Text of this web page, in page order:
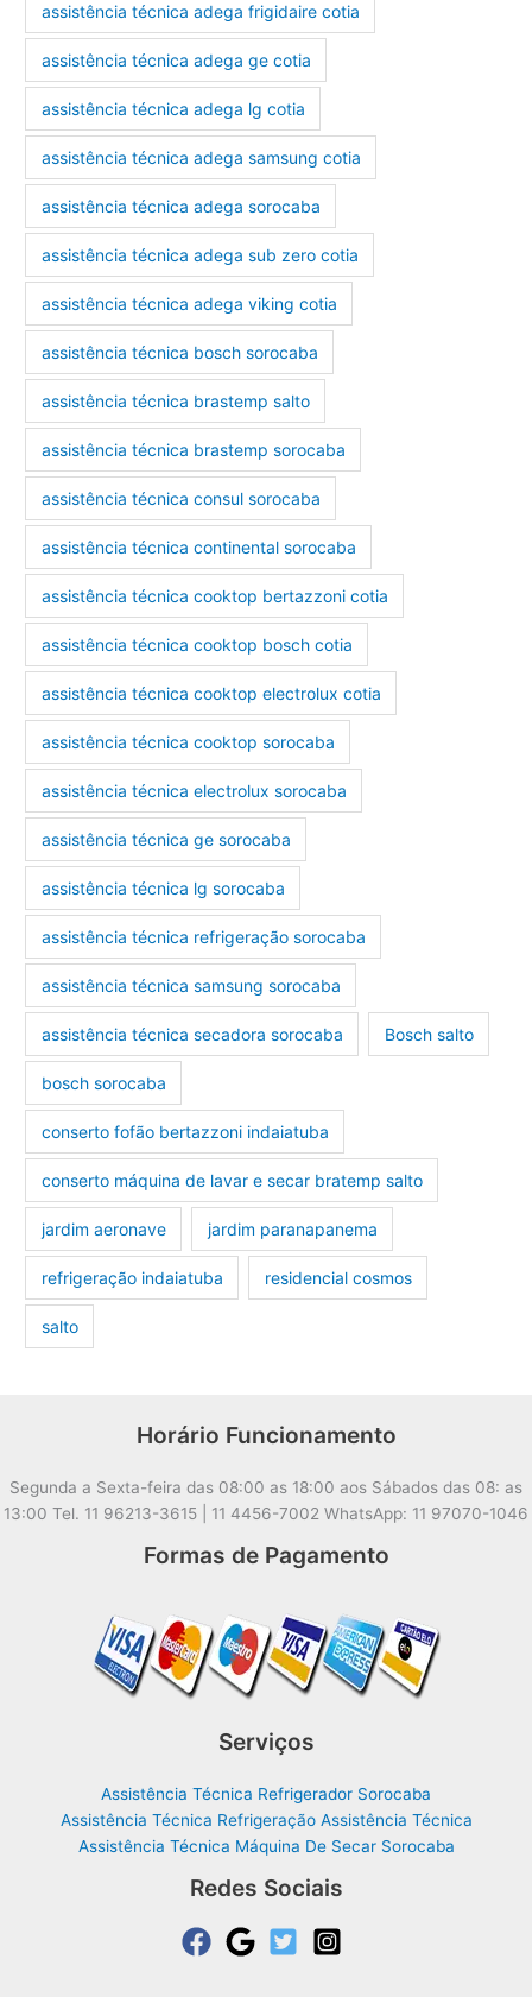
assistência técnica adega frigidaire cotia
assistência técnica adega ge cotia
assistência técnica adega lg cotia
assistência técnica adega samsung cotia
assistência técnica adega sorocaba
assistência técnica adega sub zero cotia
assistência técnica adega viking cotia
assistência técnica bosch sorocaba
assistência técnica brastemp salto
assistência técnica brastemp sorocaba
assistência técnica consul sorocaba
assistência técnica continental sorocaba
assistência técnica cooktop bertazzoni cotia
assistência técnica cooktop bosch cotia
assistência técnica cooktop electrolux cotia
assistência técnica cooktop sorocaba
assistência técnica electrolux sorocaba
assistência técnica ge sorocaba
assistência técnica lg sorocaba
assistência técnica refrigeração sorocaba
assistência técnica samsung sorocaba
assistência técnica secadora sorocaba Bosch salto
bosch sorocaba
conserto fofão bertazzoni indaiatuba
conserto máquina de lavar e secar bratemp salto
jardim aeronave jardim paranapanema
refrigeração indaiatuba residencial cosmos
salto
Horário Funcionamento
Segunda a Sexta-feira das 08:00 as 18:00 aos Sábados das 08: as
13:00 Tel. 11 96213-3615 | 11 4456-7002 WhatsApp: 11 97070-1046
Formas de Pagamento
Serviços
Assistência Técnica Refrigerador Sorocaba
Assistência Técnica Refrigeração Assistência Técnica
Assistência Técnica Máquina De Secar Sorocaba
Redes Sociais